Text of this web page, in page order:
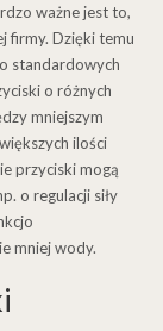
ważne jest to,
firmy. Dzięki temu
standardowych
o różnych
mniejszym
ilości
przyciski mogą
o regulacji siły
mniej wody.